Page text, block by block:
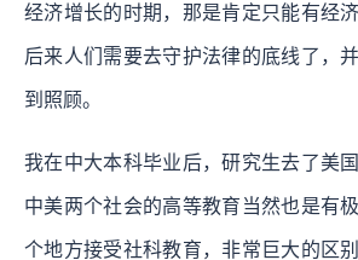
经济增长的时期，那是肯定只能有经
后来人们需要去守护法律的底线了，
到照顾。
我在中大本科毕业后，研究生去了美
中美两个社会的高等教育当然也是有
个地方接受社科教育，非常巨大的区